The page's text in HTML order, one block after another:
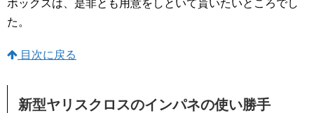
ボックスは、是非とも用意をしといて貰いたいところでし
た。
目次に戻る
新型ヤリスクロスのインパネの使い勝手